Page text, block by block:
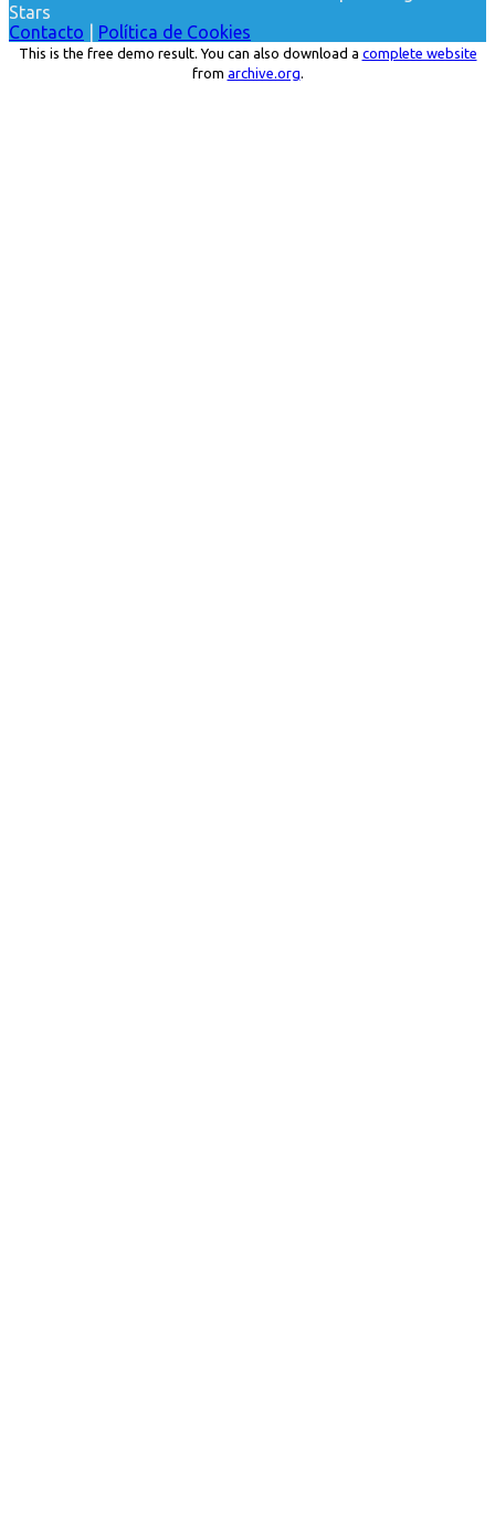
Stars
Contacto
Política de Cookies
This is the free demo result. You can also download a complete website
from archive.org.